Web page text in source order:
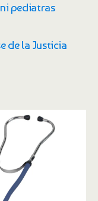
pediatras
de la Justicia